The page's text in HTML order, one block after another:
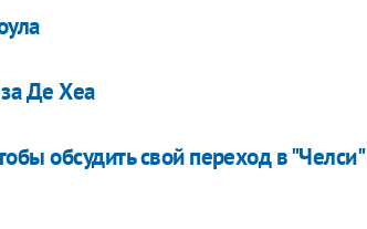
Де Хеа
обсудить свой переход в "Челси"